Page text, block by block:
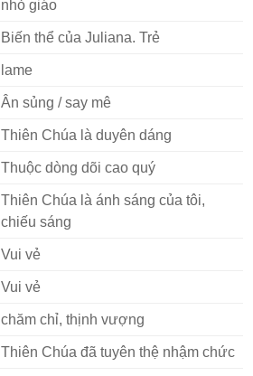
nhỏ giáo
Biến thể của Juliana. Trẻ
lame
Ân sủng / say mê
Thiên Chúa là duyên dáng
Thuộc dòng dõi cao quý
Thiên Chúa là ánh sáng của tôi,
chiếu sáng
Vui vẻ
Vui vẻ
chăm chỉ, thịnh vượng
Thiên Chúa đã tuyên thệ nhậm chức